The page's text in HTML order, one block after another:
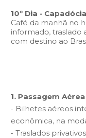
10º Dia -
Café da manhã no
informado,
com destino ao
1. Passagem
- Bilhetes aéreos
econômica, na
- Traslados